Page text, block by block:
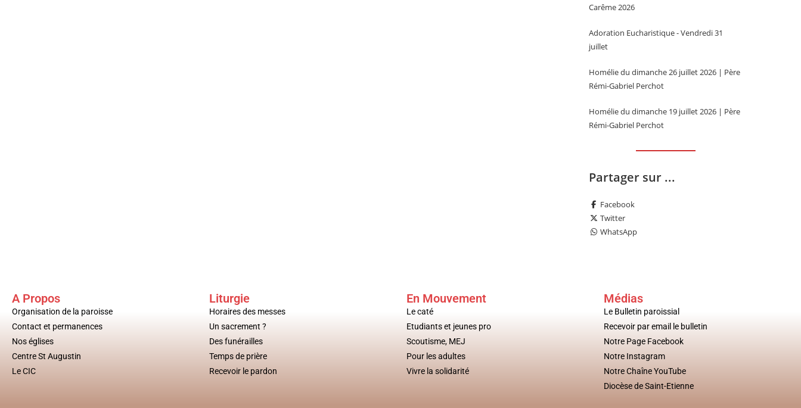
Carême 2026
Adoration Eucharistique - Vendredi 31
juillet
Homélie du dimanche 26 juillet 2026 | Père
Rémi-Gabriel Perchot
Homélie du dimanche 19 juillet 2026 | Père
Rémi-Gabriel Perchot
Partager sur ...
Facebook
Twitter
WhatsApp
A Propos
Organisation de la paroisse
Contact et permanences
Nos églises
Centre St Augustin
Le CIC
Liturgie
Horaires des messes
Un sacrement ?
Des funérailles
Temps de prière
Recevoir le pardon
En Mouvement
Le caté
Etudiants et jeunes pro
Scoutisme, MEJ
Pour les adultes
Vivre la solidarité
Médias
Le Bulletin paroissial
Recevoir par email le bulletin
Notre Page Facebook
Notre Instagram
Notre Chaîne YouTube
Diocèse de Saint-Etienne